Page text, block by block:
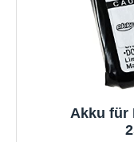
Akku für